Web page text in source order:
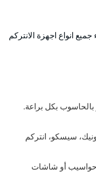
انواع اجهزة الانتركم
بكل براعة.
سيسكو، انتركم
حواسيب أو شاشات